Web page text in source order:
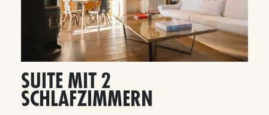
SUITE MIT 2
SCHLAFZIMMERN